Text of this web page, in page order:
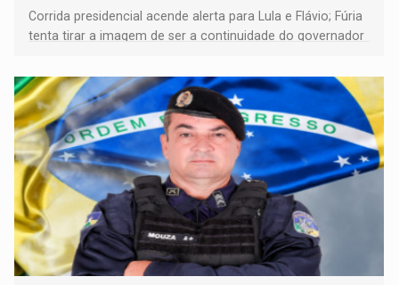
Corrida presidencial acende alerta para Lula e Flávio; Fúria
tenta tirar a imagem de ser a continuidade do governador
não ter entrado no modo eleição; ABAV faz evento em
Porto Velho